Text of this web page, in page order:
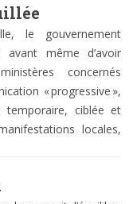
le gouvernement
avant même d’avoir
concernés
« progressive »,
temporaire, ciblée et
locales,